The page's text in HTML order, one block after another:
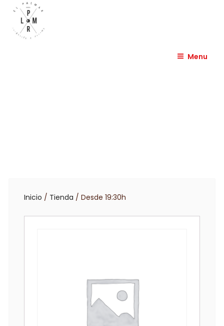
Skip
content
Menu
Inicio / Tienda / Desde 19:30h